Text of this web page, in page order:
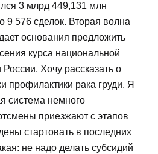
3 млрд 449,131 млн
9 576 сделок. Вторая волна
основания предложить
курса национальной
Хочу рассказать о
профилактики рака груди. Я
система немного
приезжают с этапов
стартовать в последних
не надо делать субсидий